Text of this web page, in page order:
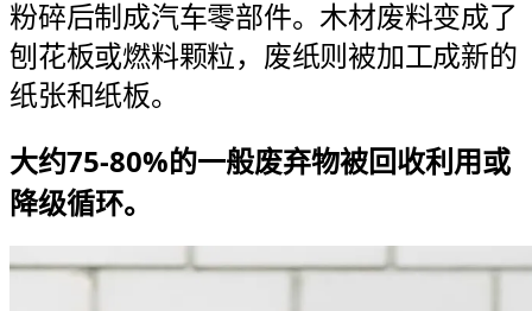
粉碎后制成汽车零部件。木材废料变成了
刨花板或燃料颗粒，废纸则被加工成新的
纸张和纸板。
大约75-80%的一般废弃物被回收利用或
降级循环。